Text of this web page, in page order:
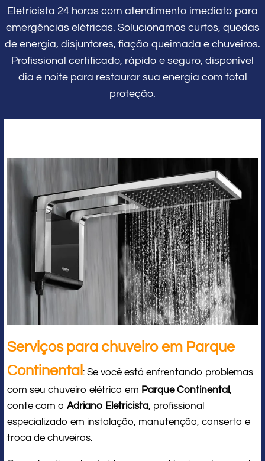
Eletricista 24 horas com atendimento imediato para
emergências elétricas. Solucionamos curtos, quedas
de energia, disjuntores, fiação queimada e chuveiros.
Profissional certificado, rápido e seguro, disponível
dia e noite para restaurar sua energia com total
proteção.
Serviços para chuveiro em Parque
Continental : Se você está enfrentando problemas
com seu chuveiro elétrico em Parque Continental,
conte com o Adriano Eletricista, profissional
especializado em instalação, manutenção, conserto e
troca de chuveiros.